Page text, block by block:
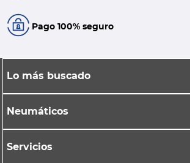
Pago 100% seguro
Lo más buscado
Neumáticos
Servicios